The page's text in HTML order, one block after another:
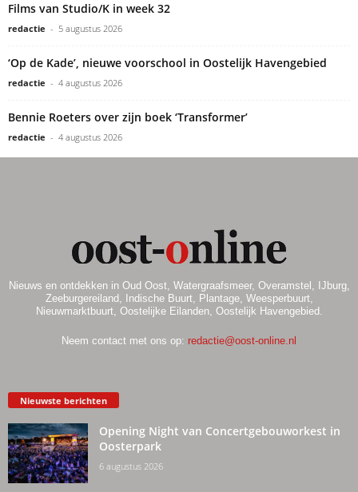
Films van Studio/K in week 32
redactie - 5 augustus 2026
‘Op de Kade’, nieuwe voorschool in Oostelijk Havengebied
redactie - 4 augustus 2026
Bennie Roeters over zijn boek ‘Transformer’
redactie - 4 augustus 2026
Nieuws en ontdekken in Oud Oost, Watergraafsmeer, Overamstel, IJburg,
Zeeburgereiland, Indische Buurt, Plantage, Weesperbuurt,
Nieuwmarktbuurt, Oostelijke Eilanden, Oostelijk Havengebied.
Neem contact met ons op: redactie@oost-online.nl
Nieuwste berichten
Opening Night van Concertgebouworkest in
Oosterpark
6 augustus 2026